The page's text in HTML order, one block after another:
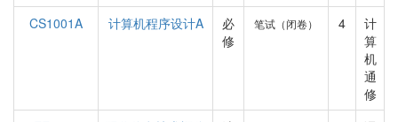
CS1001A
计算机程序设计A
必
修
笔试（闭卷） 4
计
算
机
通
修